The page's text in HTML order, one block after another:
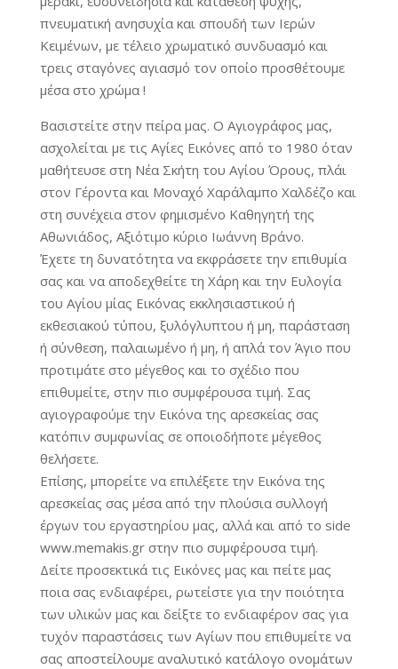
πνευματική ανησυχία και σπουδή των Ιερών
Κειμένων, με τέλειο χρωματικό συνδυασμό και
τρεις σταγόνες αγιασμό τον οποίο προσθέτουμε
μέσα στο χρώμα !
Βασιστείτε στην πείρα μας. Ο Αγιογράφος μας,
ασχολείται με τις Αγίες Εικόνες από το 1980 όταν
μαθήτευσε στη Νέα Σκήτη του Αγίου Όρους, πλάι
στον Γέροντα και Μοναχό Χαράλαμπο Χαλδέζο και
στη συνέχεια στον φημισμένο Καθηγητή της
Αθωνιάδος, Αξιότιμο κύριο Ιωάννη Βράνο.
Έχετε τη δυνατότητα να εκφράσετε την επιθυμία
σας και να αποδεχθείτε τη Χάρη και την Ευλογία
του Αγίου μίας Εικόνας εκκλησιαστικού ή
εκθεσιακού τύπου, ξυλόγλυπτου ή μη, παράσταση
ή σύνθεση, παλαιωμένο ή μη, ή απλά τον Άγιο που
προτιμάτε στο μέγεθος και το σχέδιο που
επιθυμείτε, στην πιο συμφέρουσα τιμή. Σας
αγιογραφούμε την Εικόνα της αρεσκείας σας
κατόπιν συμφωνίας σε οποιοδήποτε μέγεθος
θελήσετε.
Επίσης, μπορείτε να επιλέξετε την Εικόνα της
αρεσκείας σας μέσα από την πλούσια συλλογή
έργων του εργαστηρίου μας, αλλά και από το side
www.memakis.gr στην πιο συμφέρουσα τιμή.
Δείτε προσεκτικά τις Εικόνες μας και πείτε μας
ποια σας ενδιαφέρει, ρωτείστε για την ποιότητα
των υλικών μας και δείξτε το ενδιαφέρον σας για
τυχόν παραστάσεις των Αγίων που επιθυμείτε να
σας αποστείλουμε αναλυτικό κατάλογο ονομάτων